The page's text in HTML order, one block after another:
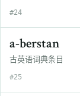
#24
a-berstan
古英语词典条目
#25